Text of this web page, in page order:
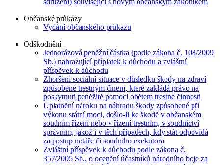
Občanské průkazy
Vydání občanského průkazu
Odškodnění
Jednorázová peněžní částka (podle zákona č. 108/2009
Sb.) nahrazující příplatek k důchodu a zvláštní
příspěvek k důchodu
Zhoršení sociální situace v důsledku škody na zdraví
způsobené trestným činem, které zakládá právo na
poskytnutí peněžité pomoci obětem trestné činnosti
Uplatnění nároku na náhradu škody způsobené při
výkonu státní moci, došlo-li ke škodě v občanském
soudním řízení nebo v řízení trestním, v soudnictví
správním, jakož i v těch případech, kdy stát odpovídá
za postup notáře či soudního exekutora
Zvláštní příspěvek k důchodu podle zákona č.
357/2005 Sb., o ocenění účastníků národního boje za